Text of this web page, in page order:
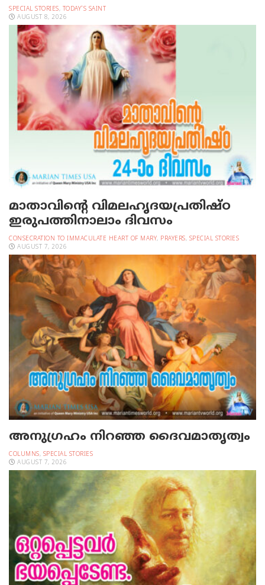
SPECIAL STORIES, TODAY'S SAINT
AUGUST 8, 2026
മാതാവിന്റെ വിമലഹൃദയപ്രതിഷ്ഠ
ഇരുപത്തിനാലാം ദിവസം
CONSECRATION TO IMMACULATE HEART OF MARY, PRAYERS, SPECIAL STORIES
AUGUST 7, 2026
അനുഗ്രഹം നിറഞ്ഞ ദൈവമാതൃത്വം
COLUMNS, SPECIAL STORIES
AUGUST 7, 2026